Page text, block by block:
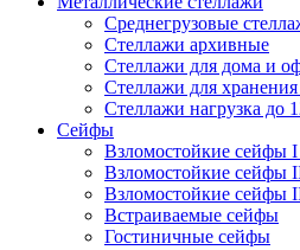
Среднегрузовые
Стеллажи архивные
Стеллажи для дома и
Стеллажи для
Стеллажи нагрузка до
Сейфы
Взломостойкие сейфы I
Взломостойкие сейфы
Взломостойкие сейфы
Встраиваемые сейфы
Гостиничные сейфы